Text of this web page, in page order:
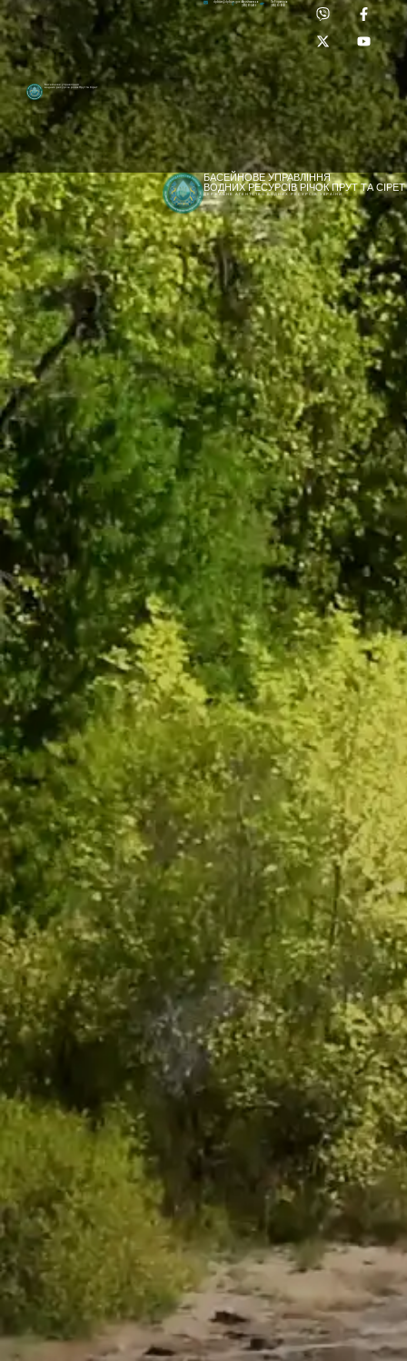
[newyear_garland]
Басейнове управління
водних ресурсів річок Прут та Сірет
Лабораторія:
(0372) 53-92-00
dpbuvr@dpbuvr.gov.uaПриймальня:
(0372) 51-14-56
БАСЕЙНОВЕ УПРАВЛІННЯ
ВОДНИХ РЕСУРСІВ РІЧОК ПРУТ ТА СІРЕТ
ДЕРЖАВНЕ АГЕНТСТВО ВОДНИХ РЕСУРСІВ УКРАЇНИ